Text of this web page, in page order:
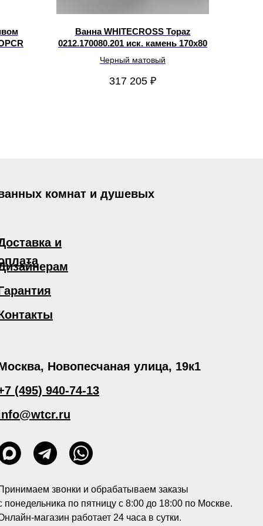
Ванна WHITECROSS Topaz
0212.170080.201 иск. камень 170х80
Черный матовый
317 205 ₽
и
Новопесчаная улица, 19к1
(495) 940-74-13
звонки и обрабатываем заказы
понедельника по пятницу с 8:00 до 18:00 по Москве.
магазин работает 24 часа в сутки.
ванных комнат и душевых